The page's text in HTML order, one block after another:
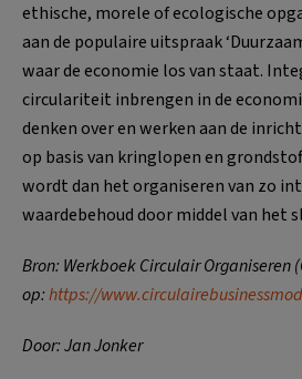
ethische, morele of ecologische
aan de populaire uitspraak
waar de economie los van staat.
circulariteit inbrengen in de
denken over en werken aan de
op basis van kringlopen en
wordt dan het organiseren van zo
waardebehoud door middel van het
Bron: Werkboek Circulair Organiseren
op:https://
Door: Jan Jonker